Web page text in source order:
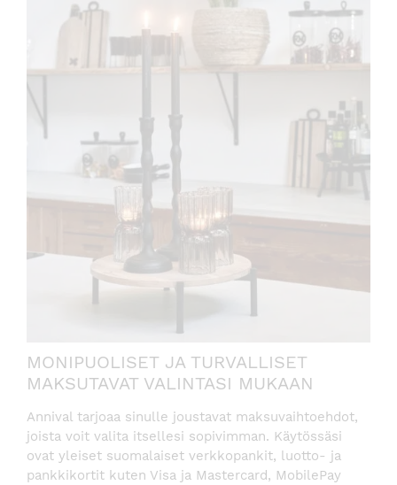
MONIPUOLISET JA TURVALLISET
MAKSUTAVAT VALINTASI MUKAAN
Annival tarjoaa sinulle joustavat maksuvaihtoehdot,
joista voit valita itsellesi sopivimman. Käytössäsi
ovat yleiset suomalaiset verkkopankit, luotto- ja
pankkikortit kuten Visa ja Mastercard, MobilePay